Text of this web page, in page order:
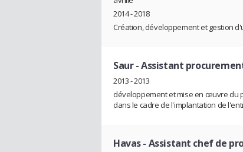
2014 - 2018
Création, développement et gestion
Saur- Assistant
2013 - 2013
développement et mise en œuvre du
dans le cadre de l'implantation de
Havas- Assistant chef de